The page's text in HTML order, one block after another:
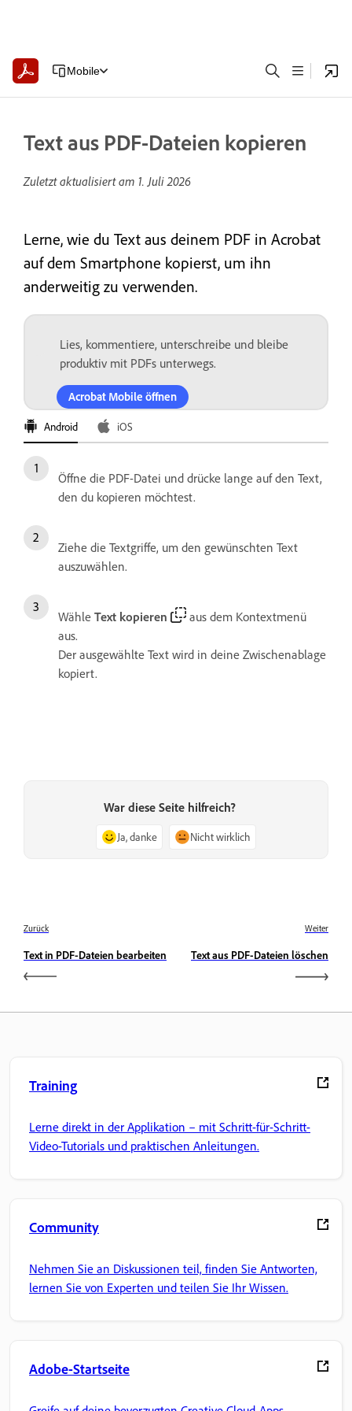
Mobile
Text aus PDF-Dateien kopieren
Zuletzt aktualisiert am 1. Juli 2026
Lerne, wie du Text aus deinem PDF in Acrobat
auf dem Smartphone kopierst, um ihn
anderweitig zu verwenden.
Lies, kommentiere, unterschreibe und bleibe
produktiv mit PDFs unterwegs.
Acrobat Mobile öffnen
Android iOS
Öffne die PDF-Datei und drücke lange auf den Text,
den du kopieren möchtest.
Ziehe die Textgriffe, um den gewünschten Text
auszuwählen.
Wähle Text kopieren
aus dem Kontextmenü
aus.
Der ausgewählte Text wird in deine Zwischenablage
kopiert.
War diese Seite hilfreich?
Ja, danke Nicht wirklich
Zurück
Text in PDF-Dateien bearbeiten
Weiter
Text aus PDF-Dateien löschen
Training
Lerne direkt in der Applikation – mit Schritt-für-Schritt-
Video-Tutorials und praktischen Anleitungen.
Community
Nehmen Sie an Diskussionen teil, finden Sie Antworten,
lernen Sie von Experten und teilen Sie Ihr Wissen.
Adobe-Startseite